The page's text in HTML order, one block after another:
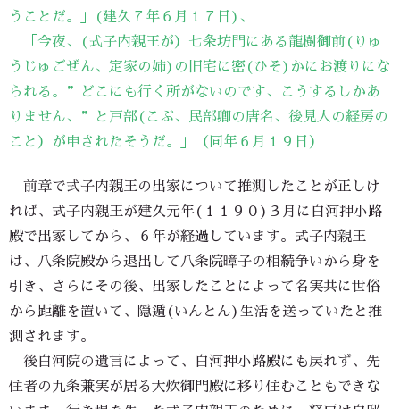
うことだ。」(建久７年６月１７日)、
「今夜、(式子内親王が）七条坊門にある龍樹御前(りゅ
うじゅごぜん、定家の姉)の旧宅に密(ひそ)かにお渡りにな
られる。”どこにも行く所がないのです、こうするしかあ
りません、”と戸部(こぶ、民部卿の唐名、後見人の経房の
こと）が申されたそうだ。」（同年６月１９日）
前章で式子内親王の出家について推測したことが正しけ
れば、式子内親王が建久元年(１１９０)３月に白河押小路
殿で出家してから、６年が経過しています。式子内親王
は、八条院殿から退出して八条院暲子の相続争いから身を
引き、さらにその後、出家したことによって名実共に世俗
から距離を置いて、隠遁(いんとん)生活を送っていたと推
測されます。
後白河院の遺言によって、白河押小路殿にも戻れず、先
住者の九条兼実が居る大炊御門殿に移り住むこともできな